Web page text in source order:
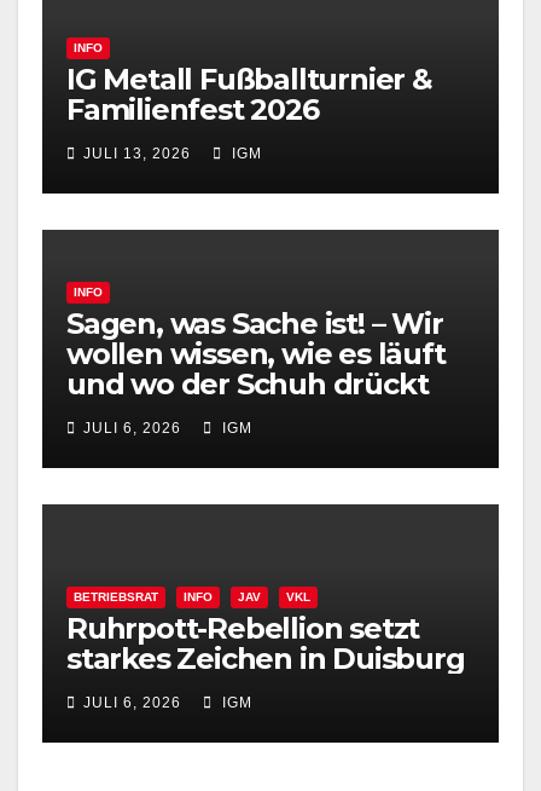
INFO
IG Metall Fußballturnier &
Familienfest 2026
JULI 13, 2026 IGM
INFO
Sagen, was Sache ist! – Wir
wollen wissen, wie es läuft
und wo der Schuh drückt
JULI 6, 2026 IGM
BETRIEBSRAT INFO JAV VKL
Ruhrpott-Rebellion setzt
starkes Zeichen in Duisburg
JULI 6, 2026 IGM